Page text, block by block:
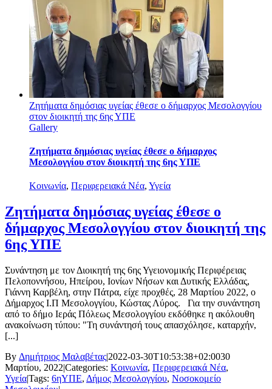
Ζητήματα δημόσιας υγείας έθεσε ο δήμαρχος Μεσολογγίου
στον διοικητή της 6ης ΥΠΕ
Gallery
Ζητήματα δημόσιας υγείας έθεσε ο δήμαρχος
Μεσολογγίου στον διοικητή της 6ης ΥΠΕ
Κοινωνία, Περιφερειακά Νέα, Υγεία
Ζητήματα δημόσιας υγείας έθεσε ο
δήμαρχος Μεσολογγίου στον διοικητή της
6ης ΥΠΕ
Συνάντηση με τον Διοικητή της 6ης Υγειονομικής Περιφέρειας
Πελοποννήσου, Ηπείρου, Ιονίων Νήσων και Δυτικής Ελλάδας,
Γιάννη Καρβέλη, στην Πάτρα, είχε προχθές, 28 Μαρτίου 2022, ο
Δήμαρχος Ι.Π Μεσολογγίου, Κώστας Λύρος. Για την συνάντηση
από το δήμο Ιεράς Πόλεως Μεσολογγίου εκδόθηκε η ακόλουθη
ανακοίνωση τύπου: "Τη συνάντησή τους απασχόλησε, καταρχήν,
[...]
By Δημήτριος Μαλαβέτας|2022-03-30T10:53:38+02:0030
Μαρτίου, 2022|Categories: Κοινωνία, Περιφερειακά Νέα,
Υγεία|Tags: 6ηΥΠΕ, Δήμος Μεσολογγίου, Νοσοκομείο